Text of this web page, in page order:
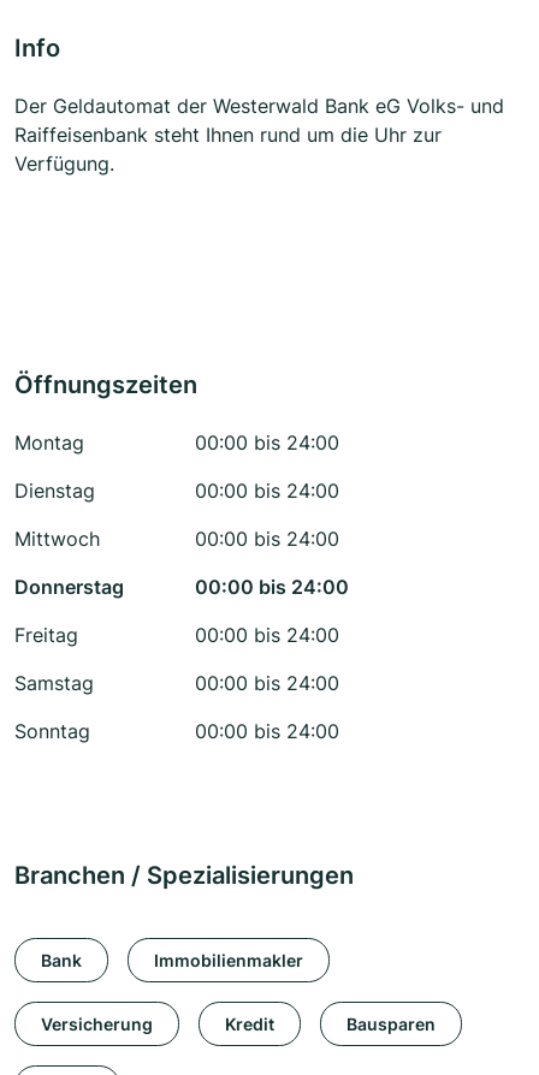
Info
Der Geldautomat der Westerwald Bank eG Volks- und
Raiffeisenbank steht Ihnen rund um die Uhr zur
Verfügung.
Öffnungszeiten
Montag
00:00 bis 24:00
Dienstag
00:00 bis 24:00
Mittwoch
00:00 bis 24:00
Donnerstag
00:00 bis 24:00
Freitag
00:00 bis 24:00
Samstag
00:00 bis 24:00
Sonntag
00:00 bis 24:00
Branchen / Spezialisierungen
Bank Immobilienmakler
Versicherung Kredit Bausparen